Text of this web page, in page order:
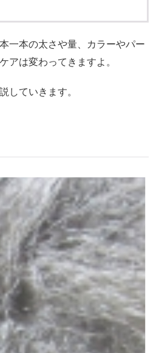
一本の太さや量、カラーやパー
アは変わってきますよ。
していきます。